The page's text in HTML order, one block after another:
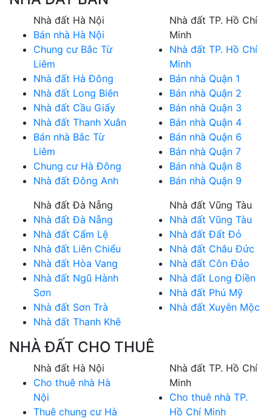
Nhà đất Hà Nội
Bán nhà Hà Nội
Chung cư Bắc Từ
Liêm
Nhà đất Hà Đông
Nhà đất Long Biên
Nhà đất Cầu Giấy
Nhà đất Thanh Xuân
Bán nhà Bắc Từ
Liêm
Chung cư Hà Đông
Nhà đất Đông Anh
Nhà đất TP. Hồ Chí
Minh
Nhà đất TP. Hồ Chí
Minh
Bán nhà Quận 1
Bán nhà Quận 2
Bán nhà Quận 3
Bán nhà Quận 4
Bán nhà Quận 6
Bán nhà Quận 7
Bán nhà Quận 8
Bán nhà Quận 9
Nhà đất Đà Nẵng
Nhà đất Đà Nẵng
Nhà đất Cẩm Lệ
Nhà đất Liên Chiểu
Nhà đất Hòa Vang
Nhà đất Ngũ Hành
Sơn
Nhà đất Sơn Trà
Nhà đất Thanh Khê
Nhà đất Vũng Tàu
Nhà đất Vũng Tàu
Nhà đất Đất Đỏ
Nhà đất Châu Đức
Nhà đất Côn Đảo
Nhà đất Long Điền
Nhà đất Phú Mỹ
Nhà đất Xuyên Mộc
NHÀ ĐẤT CHO THUÊ
Nhà đất Hà Nội
Cho thuê nhà Hà
Nội
Thuê chung cư Hà
Nhà đất TP. Hồ Chí
Minh
Cho thuê nhà TP.
Hồ Chí Minh